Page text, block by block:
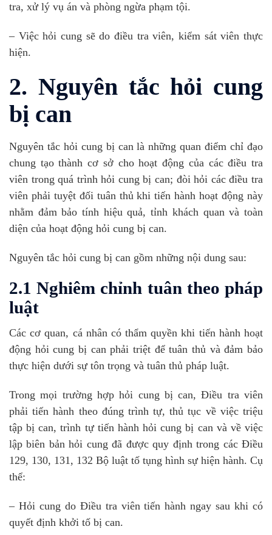
tra, xử lý vụ án và phòng ngừa phạm tội.
– Việc hỏi cung sẽ do điều tra viên, kiểm sát viên thực
hiện.
2. Nguyên tắc hỏi cung
bị can
Nguyên tắc hỏi cung bị can là những quan điểm chỉ đạo
chung tạo thành cơ sở cho hoạt động của các điều tra
viên trong quá trình hỏi cung bị can; đòi hỏi các điều tra
viên phải tuyệt đối tuân thủ khi tiến hành hoạt động này
nhằm đảm bảo tính hiệu quả, tỉnh khách quan và toàn
diện của hoạt động hỏi cung bị can.
Nguyên tắc hỏi cung bị can gồm những nội dung sau:
2.1 Nghiêm chỉnh tuân theo pháp
luật
Các cơ quan, cá nhân có thẩm quyền khi tiến hành hoạt
động hỏi cung bị can phải triệt để tuân thủ và đảm bảo
thực hiện dưới sự tôn trọng và tuân thủ pháp luật.
Trong mọi trường hợp hỏi cung bị can, Điều tra viên
phải tiến hành theo đúng trình tự, thủ tục về việc triệu
tập bị can, trình tự tiến hành hỏi cung bị can và về việc
lập biên bản hỏi cung đã được quy định trong các Điều
129, 130, 131, 132 Bộ luật tố tụng hình sự hiện hành. Cụ
thể:
– Hỏi cung do Điều tra viên tiến hành ngay sau khi có
quyết định khởi tố bị can.